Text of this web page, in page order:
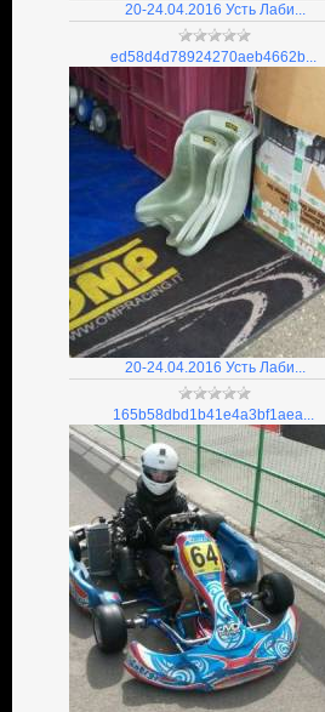
20-24.04.2016 Усть Лаби...
ed58d4d78924270aeb4662b...
20-24.04.2016 Усть Лаби...
165b58dbd1b41e4a3bf1aea...